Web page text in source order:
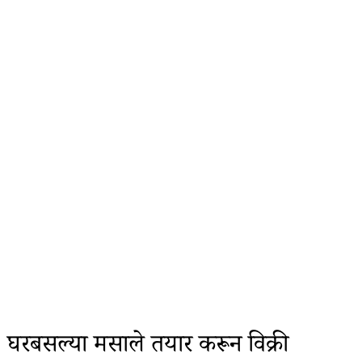
घरबसल्या मसाले तयार करून विक्री